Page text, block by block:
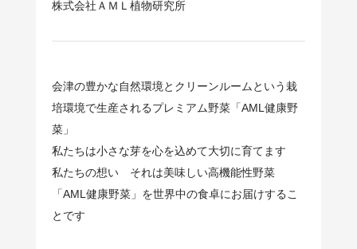
株式会社ＡＭＬ植物研究所
会津の豊かな自然環境とクリーンルームという栽
培環境で生産されるプレミアム野菜「AML健康野
菜」
私たちは小さな芽を心を込めて大切に育てます
私たちの想い それは美味しい高機能性野菜
「AML健康野菜」を世界中の食卓にお届けするこ
とです